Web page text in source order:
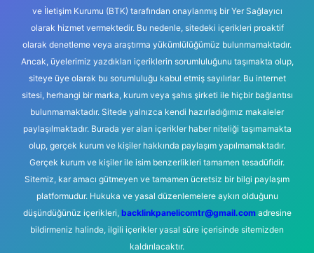
ve İletişim Kurumu (BTK) tarafından onaylanmış bir Yer Sağlayıcı
olarak hizmet vermektedir. Bu nedenle, sitedeki içerikleri proaktif
olarak denetleme veya araştırma yükümlülüğümüz bulunmamaktadır.
Ancak, üyelerimiz yazdıkları içeriklerin sorumluluğunu taşımakta olup,
siteye üye olarak bu sorumluluğu kabul etmiş sayılırlar. Bu internet
sitesi, herhangi bir marka, kurum veya şahıs şirketi ile hiçbir bağlantısı
bulunmamaktadır. Sitede yalnızca kendi hazırladığımız makaleler
paylaşılmaktadır. Burada yer alan içerikler haber niteliği taşımamakta
olup, gerçek kurum ve kişiler hakkında paylaşım yapılmamaktadır.
Gerçek kurum ve kişiler ile isim benzerlikleri tamamen tesadüfidir.
Sitemiz, kar amacı gütmeyen ve tamamen ücretsiz bir bilgi paylaşım
platformudur. Hukuka ve yasal düzenlemelere aykırı olduğunu
düşündüğünüz içerikleri, backlinkpanelicomtr@gmail.comadresine
bildirmeniz halinde, ilgili içerikler yasal süre içerisinde sitemizden
kaldırılacaktır.